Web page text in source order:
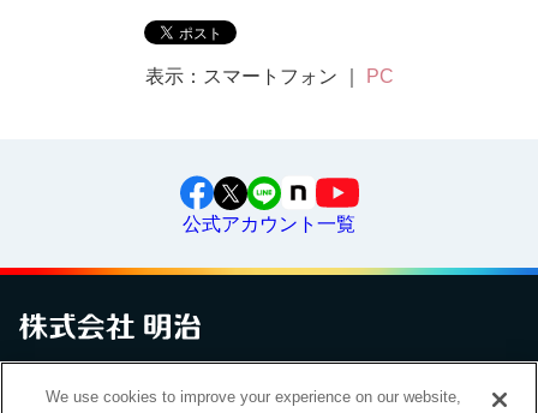
表示：スマートフォン ｜ PC
公式アカウント一覧
お問い合わせ サイトマップ 個人情報保護について
電子公告
We use cookies to improve your experience on our website,